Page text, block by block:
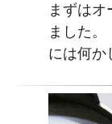
まずはオ
ました
には何か